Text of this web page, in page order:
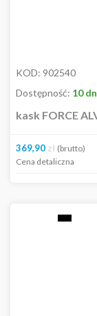
KOD: 902540
Dostępność: 10
kask FORCE
369,90 zł (brutto)
Cena detaliczna